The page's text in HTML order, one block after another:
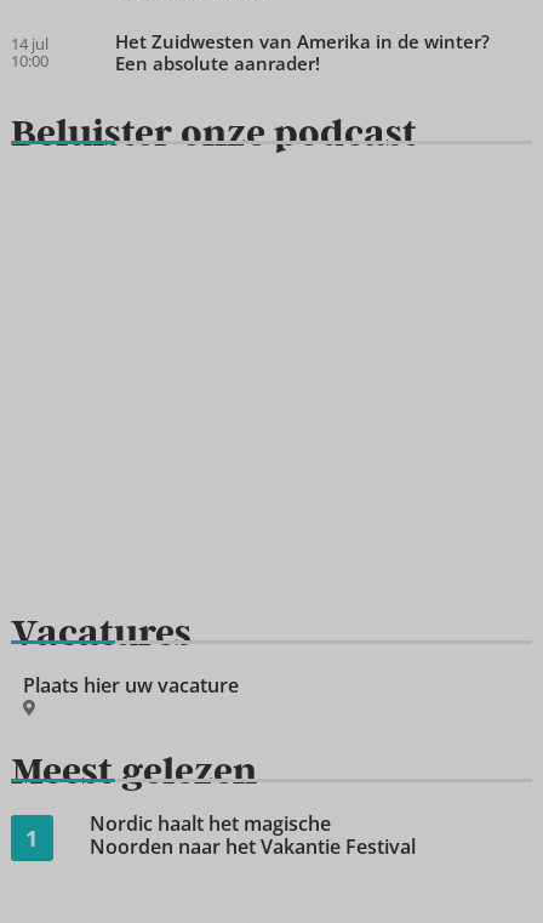
14 jul
10:00
Het Zuidwesten van Amerika in de winter?
Een absolute aanrader!
Beluister onze podcast
Vacatures
Plaats hier uw vacature
Meest gelezen
1
Nordic haalt het magische
Noorden naar het Vakantie Festival